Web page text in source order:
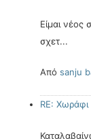
Είμαι νέος
σχετ...
Από sanju
RE: Χωράφι